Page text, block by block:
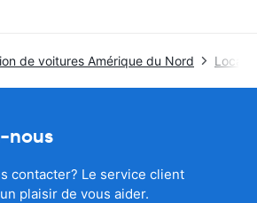
de voitures Amérique du Nord
nous
contacter? Le service client
plaisir de vous aider.